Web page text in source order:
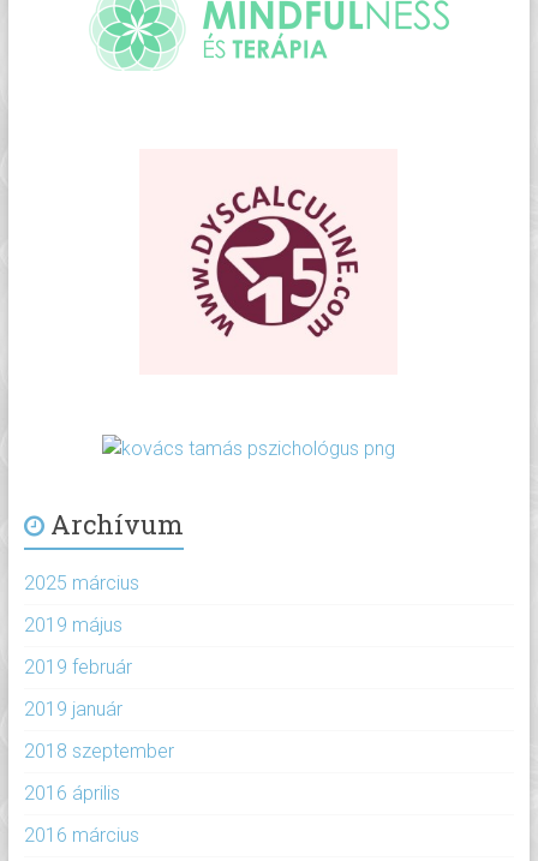
Archívum
2025 március
2019 május
2019 február
2019 január
2018 szeptember
2016 április
2016 március